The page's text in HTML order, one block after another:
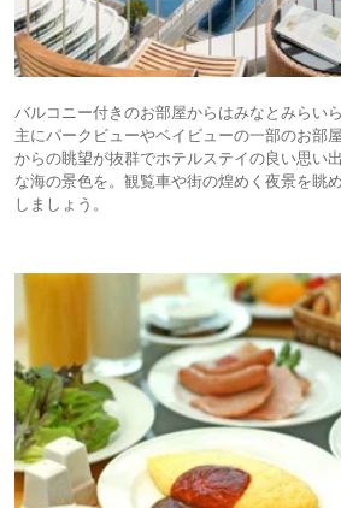
バルコニー付きのお部屋からはみなとみらい
主にパークビューやベイビューの一部のお部
からの眺望が抜群でホテルステイの良い思い
な海の景色を。観覧車や街の煌めく夜景を眺
しましょう。